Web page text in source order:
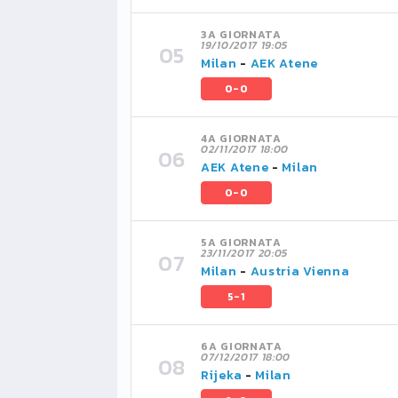
3A GIORNATA
19/10/2017 19:05
Milan - AEK Atene
0-0
4A GIORNATA
02/11/2017 18:00
AEK Atene - Milan
0-0
5A GIORNATA
23/11/2017 20:05
Milan - Austria Vienna
5-1
6A GIORNATA
07/12/2017 18:00
Rijeka - Milan